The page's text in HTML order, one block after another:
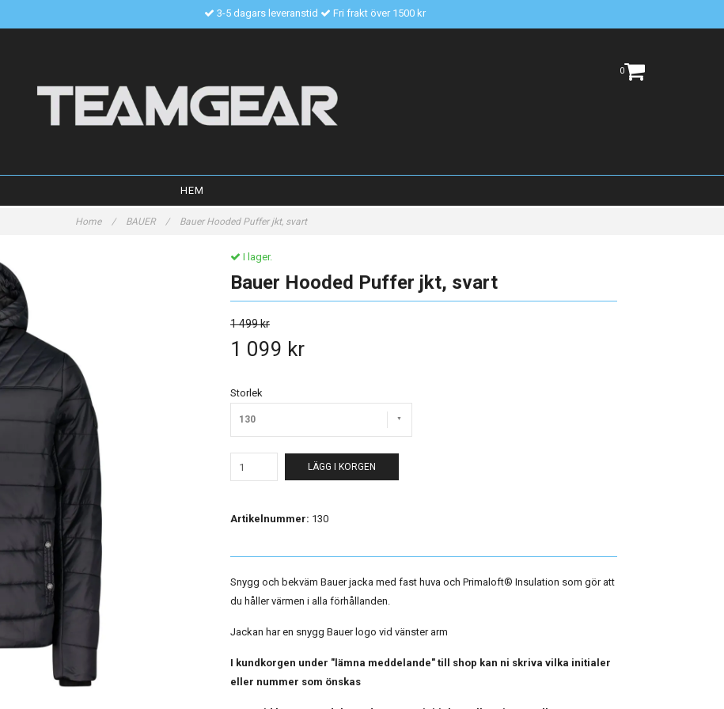
3-5 dagars leveranstid Fri frakt över 1500 kr
0
HEM
Home / BAUER / Bauer Hooded Puffer jkt, svart
I lager.
Bauer Hooded Puffer jkt, svart
1 499 kr
1 099 kr
Storlek
130
LÄGG I KORGEN
Artikelnummer: 130
Snygg och bekväm Bauer jacka med fast huva och Primaloft® Insulation som gör att
du håller värmen i alla förhållanden.
Jackan har en snygg Bauer logo vid vänster arm
I kundkorgen under "lämna meddelande" till shop kan ni skriva vilka initialer
eller nummer som önskas